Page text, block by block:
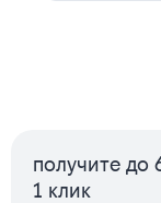
получите до
1 клик